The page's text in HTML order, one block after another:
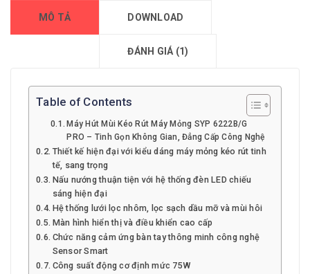
MÔ TẢ DOWNLOAD
ĐÁNH GIÁ (1)
Table of Contents
Máy Hút Mùi Kéo Rút Máy Mỏng SYP 6222B/G
PRO – Tinh Gọn Không Gian, Đẳng Cấp Công Nghệ
Thiết kế hiện đại với kiểu dáng máy mỏng kéo rút tinh
tế, sang trọng
Nấu nướng thuận tiện với hệ thống đèn LED chiếu
sáng hiện đại
Hệ thống lưới lọc nhôm, lọc sạch dầu mỡ và mùi hôi
Màn hình hiển thị và điều khiển cao cấp
Chức năng cảm ứng bàn tay thông minh công nghệ
Sensor Smart
Công suất động cơ định mức 75W